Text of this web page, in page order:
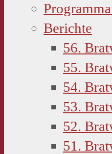
Berichte
56.
55.
54.
53.
52.
51.